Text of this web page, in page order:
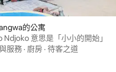
的公寓
Ndjoko 意思是「小小的開始」
服務 · 廚房 · 待客之道